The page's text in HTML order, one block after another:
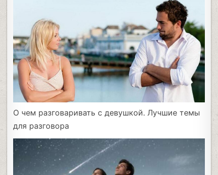
О чем разговаривать с девушкой. Лучшие темы
для разговора